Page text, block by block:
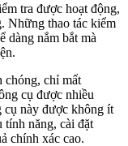
tra được hoạt động,
Những thao tác kiểm
dàng nắm bắt mà
chóng, chỉ mất
cụ được nhiều
cụ này được không ít
năng, cài đặt
chính xác cao.